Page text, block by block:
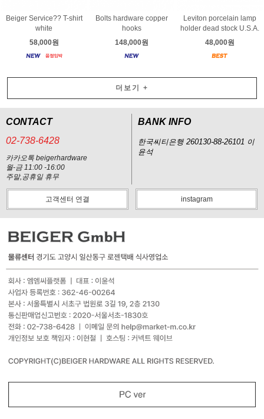
Beiger Service?? T-shirt
white
58,000원
Bolts hardware copper
hooks
148,000원
Leviton porcelain lamp
holder dead stock U.S.A.
48,000원
더보기 +
CONTACT
02-738-6428
카카오톡 beigerhardware
월-금 11:00 -16:00
주말,공휴일 휴무
BANK INFO
한국씨티은행 260130-88-26101 이
윤석
고객센터 연결 instagram